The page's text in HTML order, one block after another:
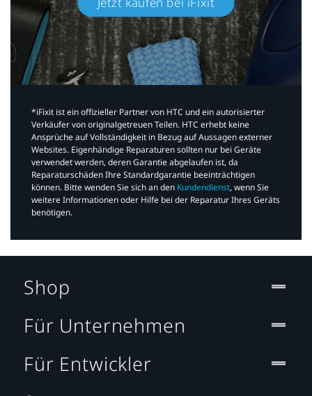
*iFixit ist ein offizieller Partner von HTC und ein autorisierter
Verkäufer von originalgetreuen Teilen. HTC erhebt keine
Ansprüche auf Vollständigkeit in Bezug auf Aussagen externer
Websites. Eigenhändige Reparaturen sollten nur bei Geräte
verwendet werden, deren Garantie abgelaufen ist, da
Reparaturschäden Ihre Standardgarantie beeinträchtigen
können. Bitte wenden Sie sich an den Kundendienst, wenn Sie
weitere Informationen oder Hilfe bei der Reparatur Ihres Geräts
benötigen.​
Shop
Für Unternehmen
Für Entwickler